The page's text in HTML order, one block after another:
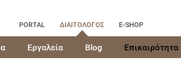
PORTAL ΔΙΑΙΤΟΛΟΓΟΣ E-SHOP
Εργαλεία Blog Επικαιρότητα